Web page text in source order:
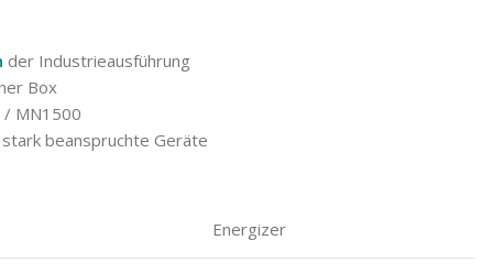
der Industrieausführung
Box
/ MN1500
beanspruchte Geräte
Energizer